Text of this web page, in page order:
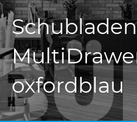
oxfordblau